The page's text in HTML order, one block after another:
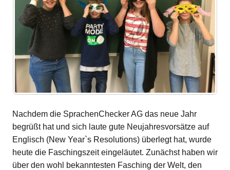
Nachdem die SprachenChecker AG das neue Jahr
begrüßt hat und sich laute gute Neujahresvorsätze auf
Englisch (New Year`s Resolutions) überlegt hat, wurde
heute die Faschingszeit eingeläutet. Zunächst haben wir
über den wohl bekanntesten Fasching der Welt, den